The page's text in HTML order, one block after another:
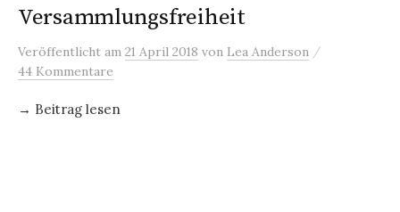
Versammlungsfreiheit
Veröffentlicht am 21 April 2018 von Lea Anderson /
44 Kommentare
→ Beitrag lesen